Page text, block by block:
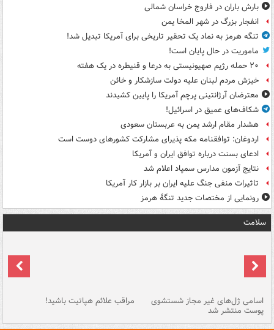
بارش باران در فاروج خراسان شمالی
انفجار بزرگ در شهر المخا یمن
تنگه هرمز به نماد یک تحقیر تاریخی برای آمریکا تبدیل شد!
ماموریت در حال پایان است!
۲۰ حمله رژیم صهیونیستی به درعا و قنیطره در یک هفته
خیزش مردم لبنان علیه دولت سازشکار و خائن
معترضان آرژانتینی پرچم آمریکا را پایین کشیدند
شکاف‌های عمیق در اسرائیل!
هشدار مقام ارشد یمن به عربستان سعودی
اردوغان: توافقنامه مکه پذیرای مشارکت کشورهای دوست است
ادعای بسنت درباره توافق ایران و آمریکا
نتایج آزمون مدارس سمپاد اعلام شد
تاثیرات منفی جنگ علیه ایران بر بازار کار آمریکا
رونمایی از مختصات جدید تنگۀ هرمز
سلامت
اسامی ژل‌های غیر مجاز شستشوی
پوست منتشر شد
مراقب علائم هپاتیت باشید!